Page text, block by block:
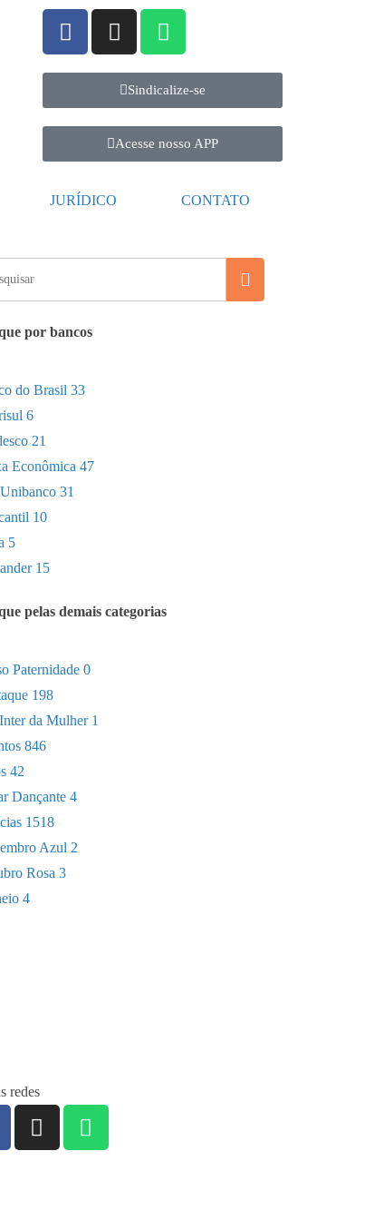
Sindicalize-se
Acesse nosso APP
JURÍDICO CONTATO
por bancos
do Brasil 33
6
21
Econômica 47
31
10
5
15
pelas demais categorias
Paternidade 0
198
da Mulher 1
846
42
Dançante 4
1518
Azul 2
Rosa 3
4
redes